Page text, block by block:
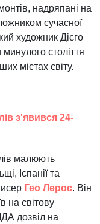
надряпані на
сучасної
художник Дієго
століття
містах світу.
з'явився 24-
малюють
Іспанії та
Гео Лерос. Він
на світову
дозвіл на